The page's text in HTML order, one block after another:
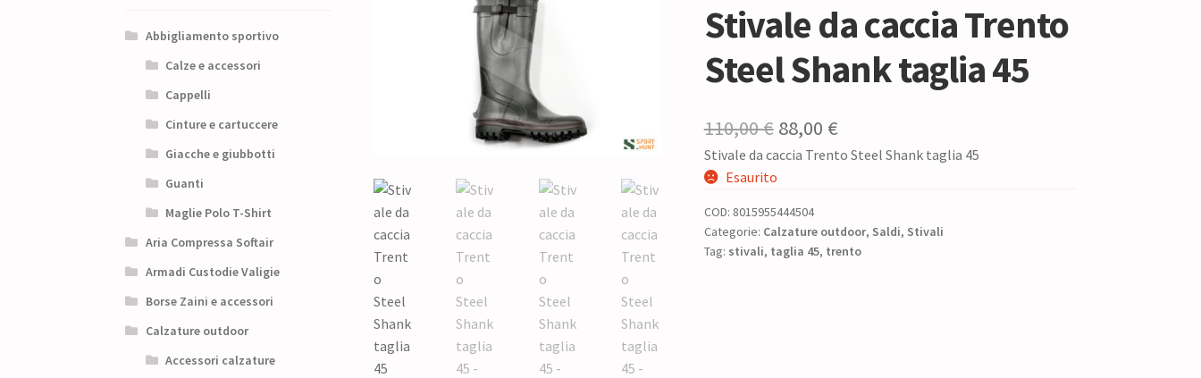
Stivale da caccia Trento
Steel Shank taglia 45
110,00€ Il
prezzo
era:
110,00 €.
88,00 €Il
prezzo
è:
88,00 €.
Stivale da caccia Trento Steel Shank taglia 45
Esaurito
COD: 8015955444504
Categorie: Calzature outdoor, Saldi, Stivali
Tag: stivali, taglia 45, trento
Abbigliamento sportivo
Calze e accessori
Cappelli
Cinture e cartuccere
Giacche e giubbotti
Guanti
Maglie Polo T-Shirt
Aria Compressa Softair
Armadi Custodie Valigie
Borse Zaini e accessori
Calzature outdoor
Accessori calzature